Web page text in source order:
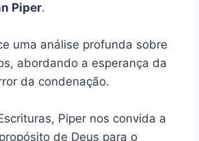
Piper.
uma análise profunda sobre
abordando a esperança da
da condenação.
Piper nos convida a
de Deus para o